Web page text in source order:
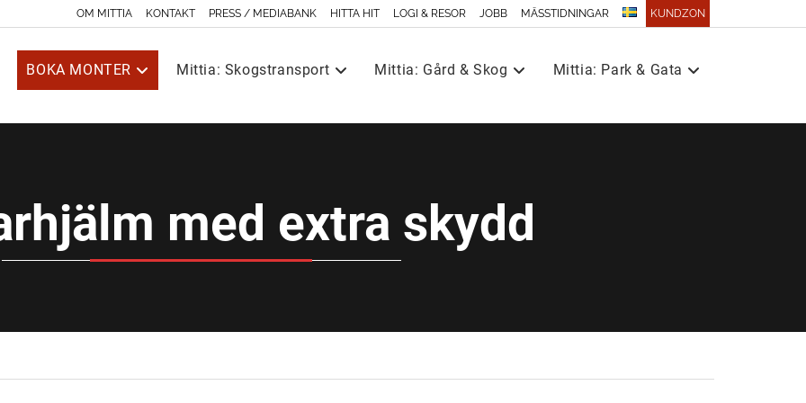
OM MITTIA KONTAKT PRESS / MEDIABANK HITTA HIT LOGI & RESOR JOBB MÄSSTIDNINGAR KUNDZON
BOKA MONTER Mittia: Skogstransport Mittia: Gård & Skog Mittia: Park & Gata
med extra skydd